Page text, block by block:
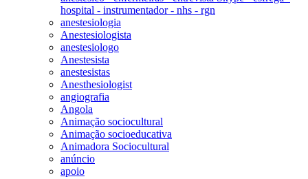
hospital - instrumentador - nhs - rgn
anestesiologia
Anestesiologista
anestesiologo
Anestesista
anestesistas
Anesthesiologist
angiografia
Angola
Animação sociocultural
Animação socioeducativa
Animadora Sociocultural
anúncio
apoio